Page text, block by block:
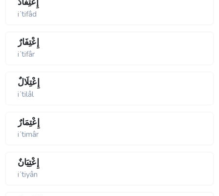
iʹtifâd
إِعْتِفَارٌ
iʹtifâr
إِعْتِلَالٌ
iʹtilâl
إِعْتِمَارٌ
iʹtimâr
إِعْتِيَانٌ
iʹtiyân